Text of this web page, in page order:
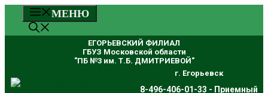
Перейти
содержимому
МЕНЮ
ЕГОРЬЕВСКИЙ ФИЛИАЛ
ГБУЗ Московской области
"ПБ №3 им. Т.Б. ДМИТРИЕВОЙ"
г. Егорьевск
8-496-406-01-33 - Приемный